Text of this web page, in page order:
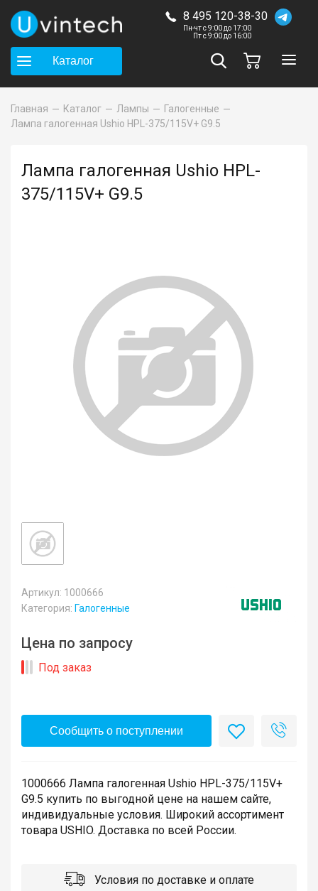
8 495 120-38-30
Пн-чт с 9:00 до 17:00
Пт с 9:00 до 16:00
Каталог
Главная Каталог Лампы
Галогенные
Лампа галогенная Ushio HPL-375/115V+ G9.5
Лампа галогенная Ushio HPL-
375/115V+ G9.5
Артикул: 1000666
Категория: Галогенные
Цена по запросу
Под заказ
Сообщить о поступлении
1000666 Лампа галогенная Ushio HPL-375/115V+
G9.5 купить по выгодной цене на нашем сайте,
индивидуальные условия. Широкий ассортимент
товара USHIO. Доставка по всей России.
Условия по доставке и оплате